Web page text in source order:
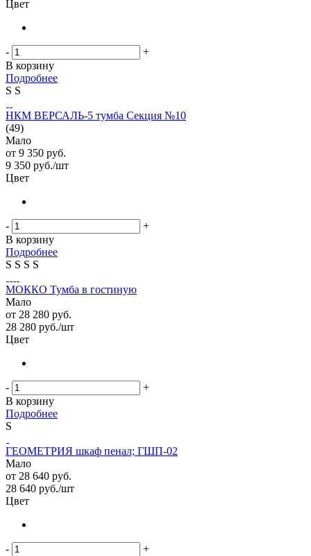
Цвет
-
+
В корзину
Подробнее
S S
НКМ ВЕРСАЛЬ-5 тумба Секция №10
(49)
Мало
от 9 350 руб.
9 350 руб./шт
Цвет
-
+
В корзину
Подробнее
S S S S
МОККО Тумба в гостиную
Мало
от 28 280 руб.
28 280 руб./шт
Цвет
-
+
В корзину
Подробнее
S
ГЕОМЕТРИЯ шкаф пенал; ГШП-02
Мало
от 28 640 руб.
28 640 руб./шт
Цвет
-
+